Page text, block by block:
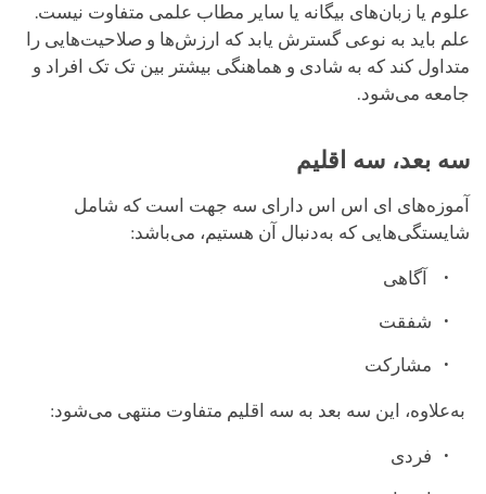
علوم یا زبان‌های بیگانه یا سایر مطاب علمی متفاوت نیست.
علم باید به نوعی گسترش یابد که ارزش‌ها و صلاحیت‌هایی را
متداول کند که به شادی و هماهنگی بیشتر بین تک تک افراد و
جامعه می‌شود.
سه بعد، سه اقلیم
آموزه‌های ای اس اس دارای سه جهت است که شامل
شایستگی‌هایی که به‌دنبال آن هستیم، می‌باشد:
آگاهی
شفقت
مشارکت
به‌علاوه، این سه بعد به سه اقلیم متفاوت منتهی می‌شود:
فردی